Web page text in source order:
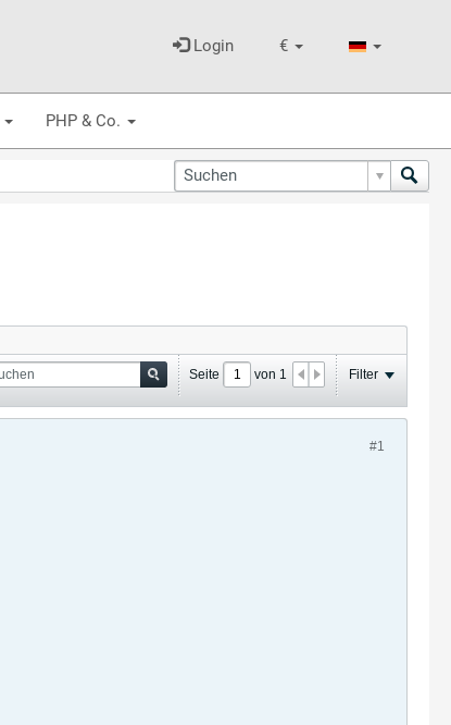
€
Login
PHP & Co.
Seite von 1 Filter
#1